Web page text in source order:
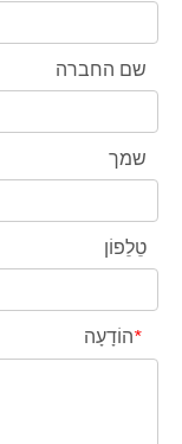
שם החברה
שמך
טֵלֵפוֹן
*הוֹדָעָה